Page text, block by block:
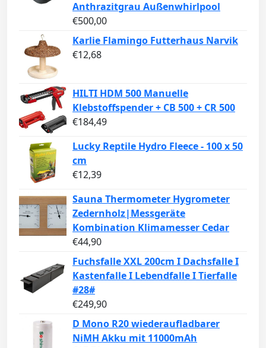
Anthrazitgrau Außenwhirlpool
€500,00
Karlie Flamingo Futterhaus Narvik
€12,68
HILTI HDM 500 Manuelle
Klebstoffspender + CB 500 + CR 500
€184,49
Lucky Reptile Hydro Fleece - 100 x 50
cm
€12,39
Sauna Thermometer Hygrometer
Zedernholz|Messgeräte
Kombination Klimamesser Cedar
€44,90
Fuchsfalle XXL 200cm I Dachsfalle I
Kastenfalle I Lebendfalle I Tierfalle
#28#
€249,90
D Mono R20 wiederaufladbarer
NiMH Akku mit 11000mAh